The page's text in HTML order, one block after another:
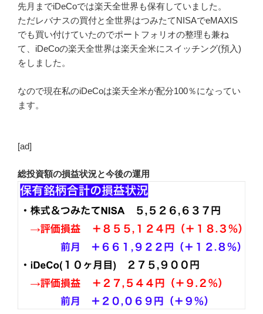
先月までiDeCoでは楽天全世界も保有していました。
ただレバナスの買付と全世界はつみたてNISAでeMAXIS
でも買い付けていたのでポートフォリオの整理も兼ね
て、iDeCoの楽天全世界は楽天全米にスイッチング(預入)
をしました。
なので現在私のiDeCoは楽天全米が配分100％になってい
ます。
[ad]
総投資額の損益状況と今後の運用